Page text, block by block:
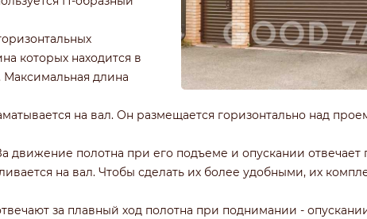
которых находится в
длина
на вал. Он размещается горизонтально над
движение полотна при его подъеме и опускании
на вал. Чтобы сделать их более удобными, их
за плавный ход полотна при поднимании -